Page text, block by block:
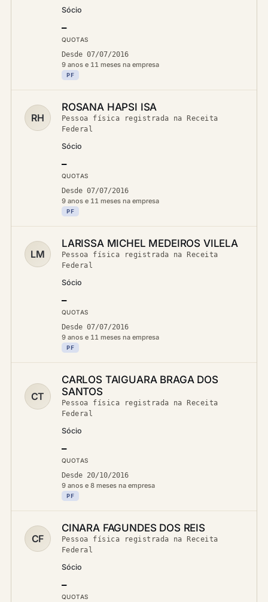
Sócio
—
QUOTAS
Desde 07/07/2016
9 anos e 11 meses na empresa
PF
RH
ROSANA HAPSI ISA
Pessoa física registrada na Receita
Federal
Sócio
—
QUOTAS
Desde 07/07/2016
9 anos e 11 meses na empresa
PF
LM
LARISSA MICHEL MEDEIROS VILELA
Pessoa física registrada na Receita
Federal
Sócio
—
QUOTAS
Desde 07/07/2016
9 anos e 11 meses na empresa
PF
CT
CARLOS TAIGUARA BRAGA DOS
SANTOS
Pessoa física registrada na Receita
Federal
Sócio
—
QUOTAS
Desde 20/10/2016
9 anos e 8 meses na empresa
PF
CF
CINARA FAGUNDES DOS REIS
Pessoa física registrada na Receita
Federal
Sócio
—
QUOTAS